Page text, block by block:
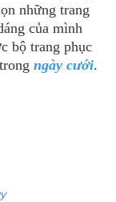
những trang
của mình
bộ trang phục
ngày cưới.